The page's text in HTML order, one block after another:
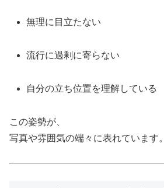
無理に目立たない
流行に過剰に寄らない
自分の立ち位置を理解している
この姿勢が、
写真や雰囲気の端々に表れています。